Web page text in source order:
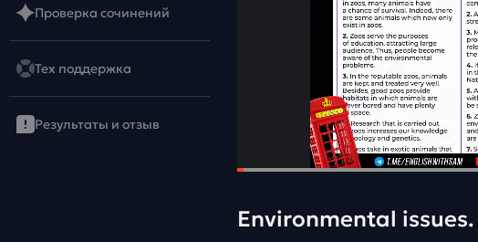
Проверка сочинений
Тех поддержка
Результаты и отзыв
Environmental